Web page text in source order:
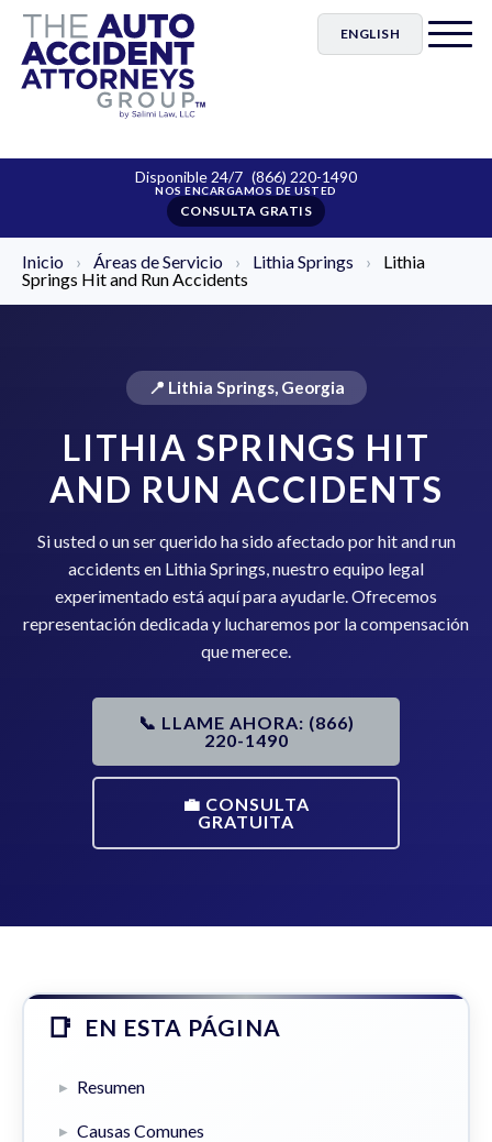
ENGLISH
Disponible 24/7 (866) 220-1490
CONSULTA GRATIS
Inicio › Áreas de Servicio › Lithia Springs ›
Lithia
Springs Hit and Run Accidents
📍 Lithia Springs, Georgia
LITHIA SPRINGS HIT
AND RUN ACCIDENTS
Si usted o un ser querido ha sido afectado por hit and run
accidents en Lithia Springs, nuestro equipo legal
experimentado está aquí para ayudarle. Ofrecemos
representación dedicada y lucharemos por la compensación
que merece.
📞 LLAME AHORA: (866)
220-1490
💼 CONSULTA
GRATUITA
EN ESTA PÁGINA
Resumen
Causas Comunes